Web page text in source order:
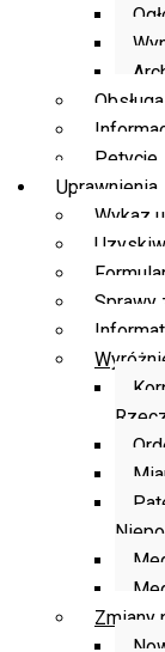
Petycje
Uprawnienia
Wykaz
Sprawy
Zmiany